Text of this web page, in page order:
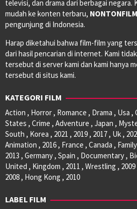
televisi, dan drama dari berbagai negara.
mudah ke konten terbaru,
pengunjung di Indonesia.
Harap diketahui bahwa film-film yang
dari hasil pencarian di internet. Kami
tersebut di server kami dan kami hanya
tersebut di situs kami.
KATEGORI FILM
Action , Horror , Romance , Drama , Usa
States , Crime , Adventure , Japan ,
South , Korea , 2021 , 2019 , 2017 , Uk ,
Animation , 2016 , France , Canada ,
2013 , Germany , Spain , Documentary ,
United , Kingdom , 2011 , Wrestling ,
2008 , Hong Kong , 2010
LABEL FILM